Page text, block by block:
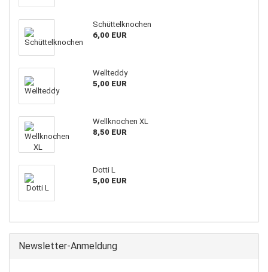
Schüttelknochen
6,00 EUR
Wellteddy
5,00 EUR
Wellknochen XL
8,50 EUR
Dotti L
5,00 EUR
Newsletter-Anmeldung